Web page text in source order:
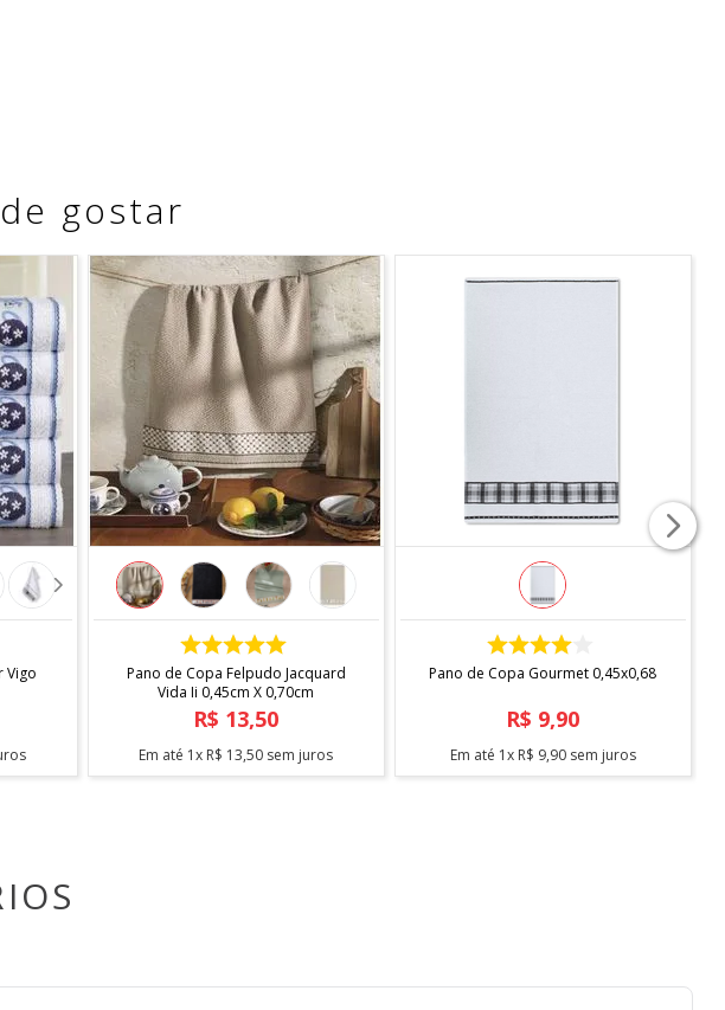
e toque agradável. Conta com a exclusiva
e preservando a durabilidade da toalha.
gostar
Vigo
COMPRAR
Pano de Copa Felpudo Jacquard
Vida Ii 0,45cm X 0,70cm
R$ 13,50
Em até 1x R$ 13,50 sem juros
COMPRAR
Pano de Copa Gourmet 0,45x0,68
R$ 9,90
Em até 1x R$ 9,90sem juros